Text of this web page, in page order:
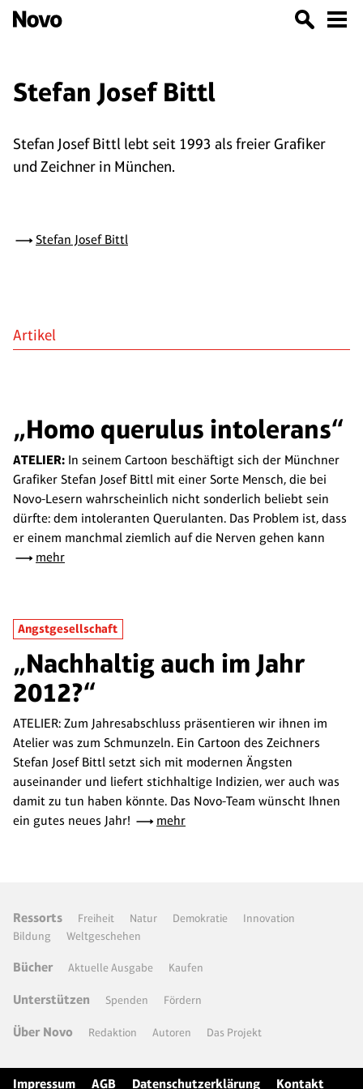
Stefan Josef Bittl
Stefan Josef Bittl lebt seit 1993 als freier Grafiker
und Zeichner in München.
Stefan Josef Bittl
Artikel
„Homo querulus intolerans“
ATELIER: In seinem Cartoon beschäftigt sich der Münchner
Grafiker Stefan Josef Bittl mit einer Sorte Mensch, die bei
Novo-Lesern wahrscheinlich nicht sonderlich beliebt sein
dürfte: dem intoleranten Querulanten. Das Problem ist, dass
er einem manchmal ziemlich auf die Nerven gehen kann
mehr
Angstgesellschaft
„Nachhaltig auch im Jahr
2012?“
ATELIER: Zum Jahresabschluss präsentieren wir ihnen im
Atelier was zum Schmunzeln. Ein Cartoon des Zeichners
Stefan Josef Bittl setzt sich mit modernen Ängsten
auseinander und liefert stichhaltige Indizien, wer auch was
damit zu tun haben könnte. Das Novo-Team wünscht Ihnen
ein gutes neues Jahr!
mehr
Ressorts Freiheit Natur Demokratie
Innovation
Bildung
Weltgeschehen
Bücher Aktuelle Ausgabe Kaufen
Unterstützen Spenden Fördern
Über Novo Redaktion Autoren Das Projekt
Impressum AGB Datenschutzerklärung Kontakt